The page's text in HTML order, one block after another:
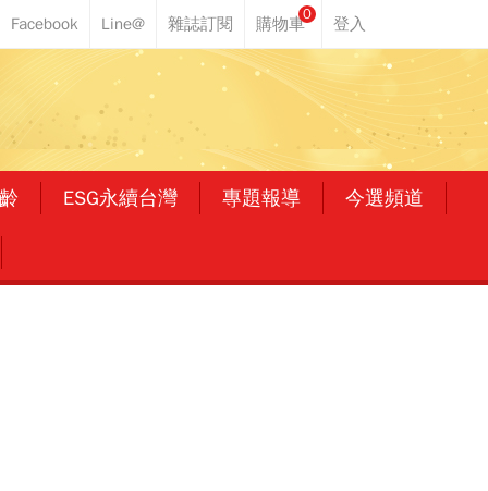
0
ESG永續台灣 專題報導 今選頻道